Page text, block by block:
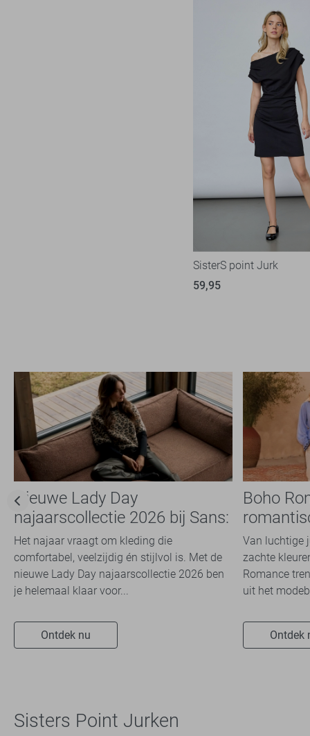
SisterS point Jurk
59,95
Nieuwe Lady Day
najaarscollectie 2026 bij Sans:
stijl en comfort in
travelkwaliteit
Het najaar vraagt om kleding die
comfortabel, veelzijdig én stijlvol is. Met de
nieuwe Lady Day najaarscollectie 2026 ben
je helemaal klaar voor...
Ontdek nu
Boho
dit
Van luchtige
zachte
Romance
uit het
Ontdek
Sisters Point Jurken